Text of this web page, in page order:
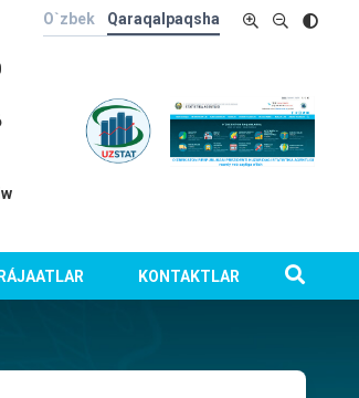
O`zbek Qaraqalpaqsha
KONTAKTLAR